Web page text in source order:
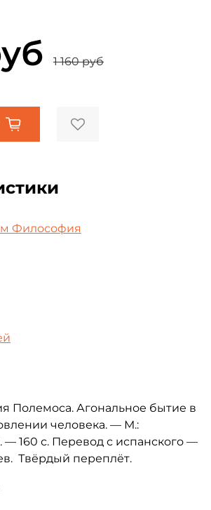
1 160 руб
Философия
Полемоса. Агональное бытие в
человека. — М.:
— 160 с. Перевод с испанского —
Твёрдый переплёт.